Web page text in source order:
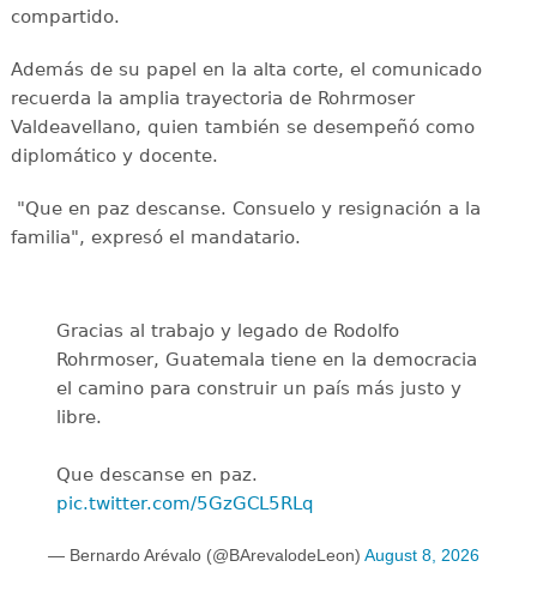
compartido.
Además de su papel en la alta corte, el comunicado
recuerda la amplia trayectoria de Rohrmoser
Valdeavellano, quien también se desempeñó como
diplomático y docente.
"Que en paz descanse. Consuelo y resignación a la
familia", expresó el mandatario.
Gracias al trabajo y legado de Rodolfo
Rohrmoser, Guatemala tiene en la democracia
el camino para construir un país más justo y
libre.
Que descanse en paz.
pic.twitter.com/5GzGCL5RLq
— Bernardo Arévalo (@BArevalodeLeon) August 8, 2026